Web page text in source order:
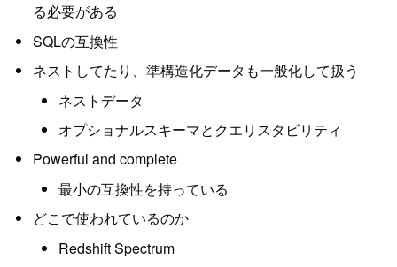
る必要がある
SQLの互換性
ネストしてたり、準構造化データも一般化して扱う
ネストデータ
オプショナルスキーマとクエリスタビリティ
Powerful and complete
最小の互換性を持っている
どこで使われているのか
Redshift Spectrum